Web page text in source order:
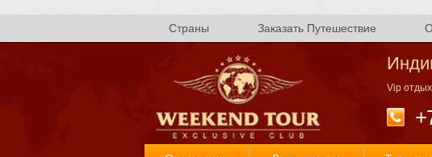
Страны Заказать Путешествие
Vip